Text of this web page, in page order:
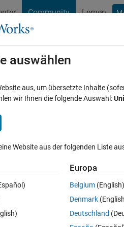
Community Lernen
Cody
Durchsuchen
matrix
1].
auswählen
aus, um übersetzte Inhalte
wir Ihnen die folgende Auswahl:
Website aus der folgenden Liste
Europa
Belgium (English)
Denmark
Deutschland